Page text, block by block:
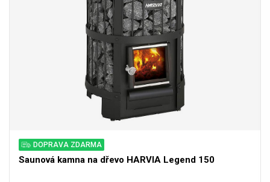
DOPRAVA ZDARMA
Saunová kamna na dřevo HARVIA Legend 150